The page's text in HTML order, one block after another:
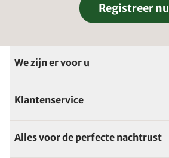
Registreer nu
We zijn er voor u
Klantenservice
Alles voor de perfecte nachtrust